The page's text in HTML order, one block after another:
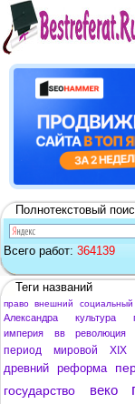
Полнотекстовый
Всего работ: 364139
Теги названий
право внешний социальный
Александра
культура
империя
вв революция
период
мировой XIX
древний реформа
государство
веко